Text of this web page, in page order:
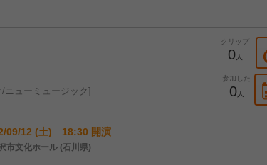
クリップ
0人
参加した
0人
ニューミュージック
09/12 (土) 18:30 開演
市文化ホール (石川県)